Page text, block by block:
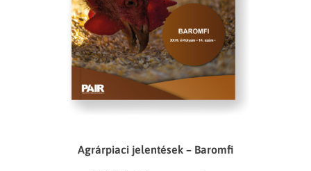
Agrárpiaci jelentések – Baromfi